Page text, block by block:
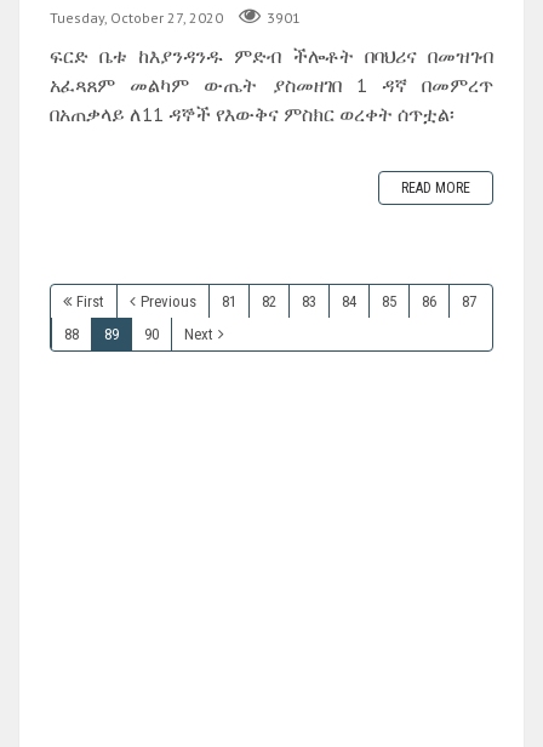
Tuesday, October 27, 2020 3901
ፍርድ ቤቱ ከእያንዳንዱ ምድብ ችሎቶት በባህሪና በመዝገብ
አፈጻጸም መልካም ውጤት ያስመዘገበ 1 ዳኛ በመምረጥ
በአጠቃላይ ለ11 ዳኞች የእውቅና ምስክር ወረቀት ሰጥቷል፡
READ MORE
First Previous 81 82 83 84 85 86
87
88
89 90 Next